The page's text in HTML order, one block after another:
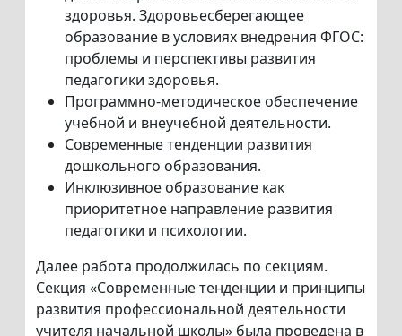
здоровья. Здоровьесберегающее
образование в условиях внедрения ФГОС:
проблемы и перспективы развития
педагогики здоровья.
Программно-методическое обеспечение
учебной и внеучебной деятельности.
Современные тенденции развития
дошкольного образования.
Инклюзивное образование как
приоритетное направление развития
педагогики и психологии.
Далее работа продолжилась по секциям.
Секция «Современные тенденции и принципы
развития профессиональной деятельности
учителя начальной школы» была проведена в